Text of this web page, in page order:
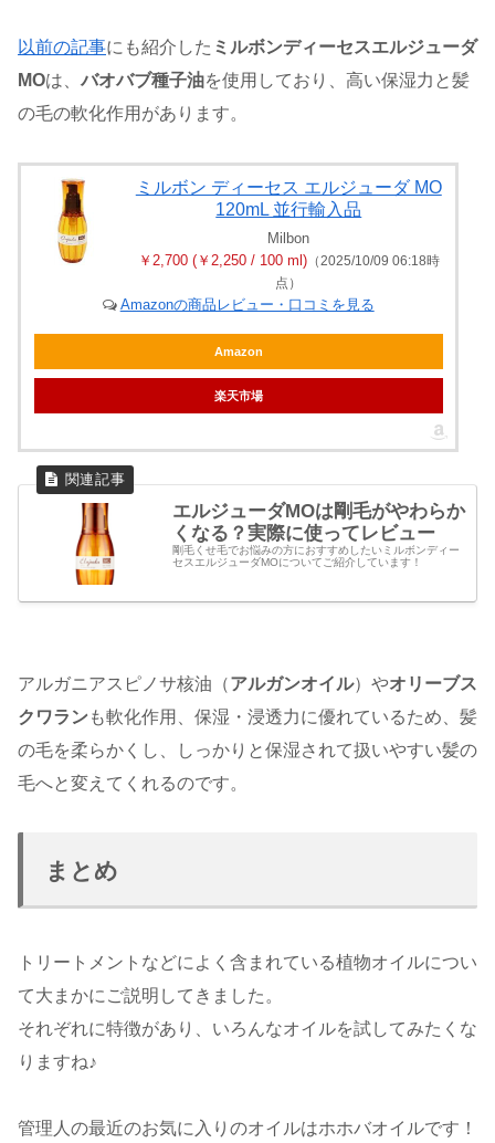
以前の記事にも紹介した ミルボンディーセスエルジューダ
MOは、 バオバブ種子油を使用しており、高い保湿力と髪
の毛の軟化作用があります。
ミルボン ディーセス エルジューダ MO
120mL 並行輸入品
Milbon
￥2,700 (￥2,250 / 100 ml)（2025/10/09 06:18時
点）
Amazonの商品レビュー・口コミを見る
Amazon
楽天市場
エルジューダMOは剛毛がやわらか
くなる？実際に使ってレビュー
剛毛くせ毛でお悩みの方におすすめしたいミルボンディー
セスエルジューダMOについてご紹介しています！
アルガニアスピノサ核油（アルガンオイル）やオリーブス
クワランも軟化作用、保湿・浸透力に優れているため、髪
の毛を柔らかくし、しっかりと保湿されて扱いやすい髪の
毛へと変えてくれるのです。
まとめ
トリートメントなどによく含まれている植物オイルについ
て大まかにご説明してきました。
それぞれに特徴があり、いろんなオイルを試してみたくな
りますね♪
管理人の最近のお気に入りのオイルはホホバオイルです！